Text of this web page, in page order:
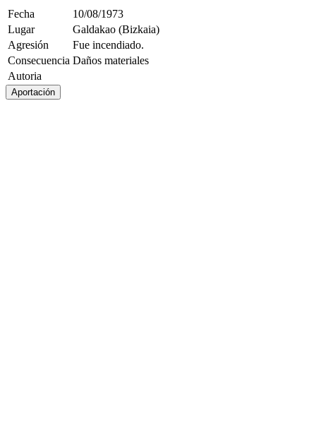
Fecha
10/08/1973
Lugar
Galdakao (Bizkaia)
Agresión
Fue incendiado.
Consecuencia Daños materiales
Autoria